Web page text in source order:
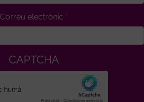
Correu electrònic
CAPTCHA